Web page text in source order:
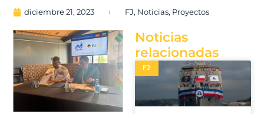
diciembre 21, 2023 FJ, Noticias, Proyectos
Noticias
relacionadas
FJ